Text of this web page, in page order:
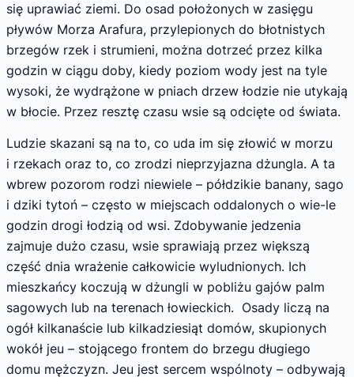
się uprawiać ziemi. Do osad położonych w zasięgu
pływów Morza Arafura, przylepionych do błotnistych
brzegów rzek i strumieni, można dotrzeć przez kilka
godzin w ciągu doby, kiedy poziom wody jest na tyle
wysoki, że wydrążone w pniach drzew łodzie nie utykają
w błocie. Przez resztę czasu wsie są odcięte od świata.
Ludzie skazani są na to, co uda im się złowić w morzu
i rzekach oraz to, co zrodzi nieprzyjazna dżungla. A ta
wbrew pozorom rodzi niewiele – półdzikie banany, sago
i dziki tytoń – często w miejscach oddalonych o wie-le
godzin drogi łodzią od wsi. Zdobywanie jedzenia
zajmuje dużo czasu, wsie sprawiają przez większą
część dnia wrażenie całkowicie wyludnionych. Ich
mieszkańcy koczują w dżungli w pobliżu gajów palm
sagowych lub na terenach łowieckich. Osady liczą na
ogół kilkanaście lub kilkadziesiąt domów, skupionych
wokół jeu – stojącego frontem do brzegu długiego
domu mężczyzn. Jeu jest sercem wspólnoty – odbywają